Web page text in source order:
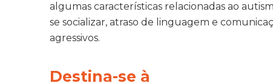
algumas características relacionadas ao
se socializar, atraso de linguagem e
agressivos.
Destina-se à